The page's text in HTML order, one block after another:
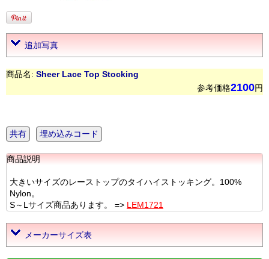
追加写真
商品名: Sheer Lace Top Stocking
参考価格2100円
共有 埋め込みコード
商品説明
大きいサイズのレーストップのタイハイストッキング。100%
Nylon。
S～Lサイズ商品あります。 => LEM1721
メーカーサイズ表